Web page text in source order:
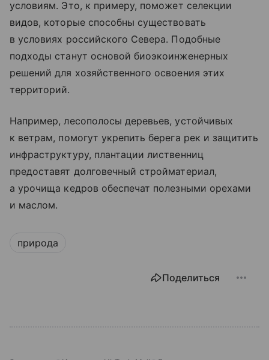
условиям. Это, к примеру, поможет селекции
видов, которые способны существовать
в условиях российского Севера. Подобные
подходы станут основой биоэкоинженерных
решений для хозяйственного освоения этих
территорий.
Например, лесополосы деревьев, устойчивых
к ветрам, помогут укрепить берега рек и защитить
инфраструктуру, плантации лиственниц
предоставят долговечный стройматериал,
а урочища кедров обеспечат полезными орехами
и маслом.
природа
Поделиться